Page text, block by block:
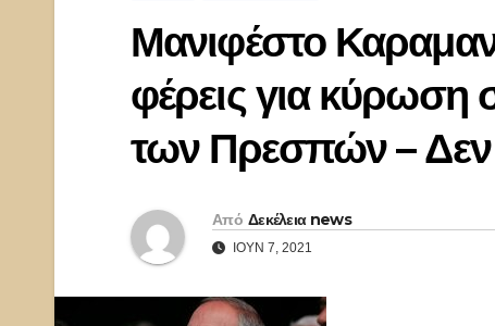
Μανιφέστο
φέρεις για
των Πρεσπών – Δεν
Από Δεκέλεια news
ΙΟΎΝ 7, 2021